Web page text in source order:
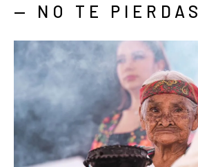
— NO TE PIERDAS